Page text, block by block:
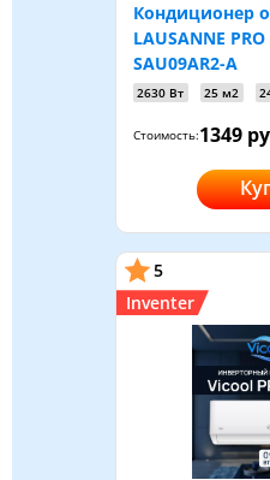
Кондиционер
LAUSANNE
SAU09AR2-A
2630 Вт 25 м2
Стоимость:1349
5
Inventer